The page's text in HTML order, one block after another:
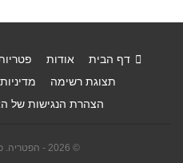
דף הבית אודות
תצוגת רשימה
הצהרת הנגישות של
© 2026 - הפטריה. כל הזכויות שמורות.